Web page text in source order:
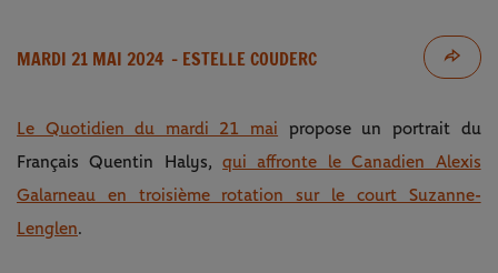
MARDI 21 MAI 2024 - ESTELLE COUDERC
Le Quotidien du mardi 21 mai propose un portrait du
Français Quentin Halys,qui affronte le Canadien Alexis
Galarneau en troisième rotation sur le court Suzanne-
Lenglen.